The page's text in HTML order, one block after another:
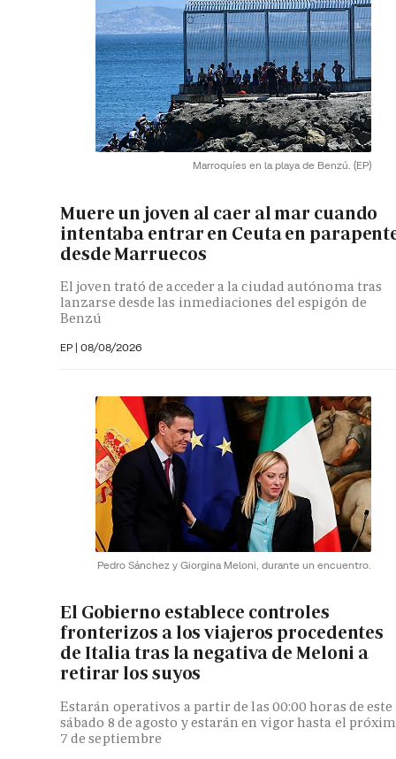
Marroquíes en la playa de Benzú. (EP)
Muere un joven al caer al mar cuando
intentaba entrar en Ceuta en
desde Marruecos
El joven trató de acceder a la ciudad autónoma tras
lanzarse desde las inmediaciones del espigón de
Benzú
EP | 08/08/2026
Pedro Sánchez y Giorgina Meloni, durante un encuentro.
El Gobierno establece controles
fronterizos a los viajeros procedentes
de Italia tras la negativa de Meloni a
retirar los suyos
Estarán operativos a partir de las 00:00 horas de este
sábado 8 de agosto y estarán en vigor hasta el
7 de septiembre